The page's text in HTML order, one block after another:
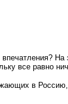
все равно
в